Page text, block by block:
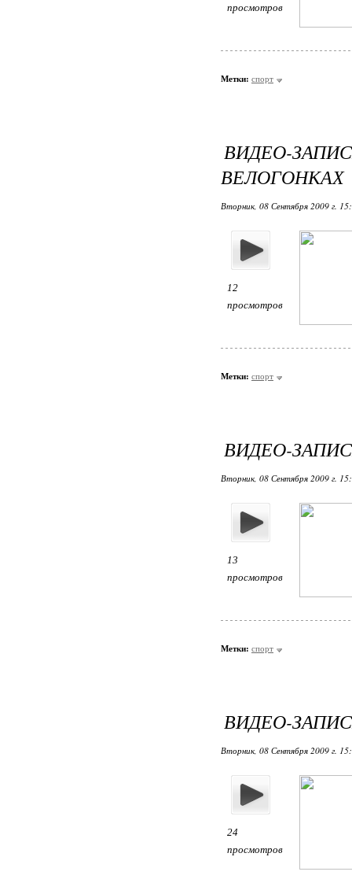
просмотров
Метки: спорт
ВИДЕО-
ВЕЛОГОНКАХ
Вторник, 08 Сентября 2009 г.
12
просмотров
Метки: спорт
ВИДЕО-
Вторник, 08 Сентября 2009 г.
13
просмотров
Метки: спорт
ВИДЕО-
Вторник, 08 Сентября 2009 г.
24
просмотров